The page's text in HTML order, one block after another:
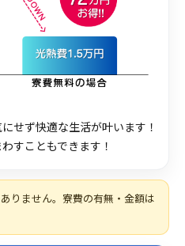
せず快適な生活が叶います！
すこともできます！
りません。寮費の有無・金額は